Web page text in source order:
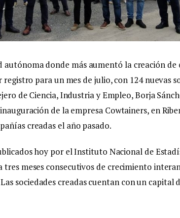
autónoma donde más aumentó la creación de
para un mes de julio, con 124 nuevas
de Ciencia, Industria y Empleo, Borja
de la empresa Cowtainers, en
creadas el año pasado.
hoy por el Instituto Nacional de
tres meses consecutivos de crecimiento
sociedades creadas cuentan con un capital